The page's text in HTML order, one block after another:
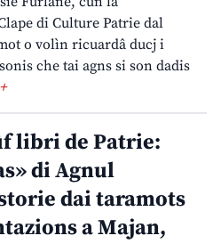
di Culture Patrie dal
o volìn ricuardâ ducj i
che tai agns si son dadis
libri de Patrie:
di Agnul
dai taramots
a Majan,